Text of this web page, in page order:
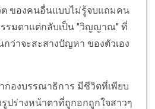
ต ของคนอื่นแบบไม่รู้จบแถมคน
รมดาแต่กลับเป็น "วิญญาณ" ที่
ว่าจะสะสางปัญหา ของตัวเอง
องบรรณาธิการ มีชีวิตที่เพียบ
ปร่างหน้าตาที่ถูกอกถูกใจสาวๆ